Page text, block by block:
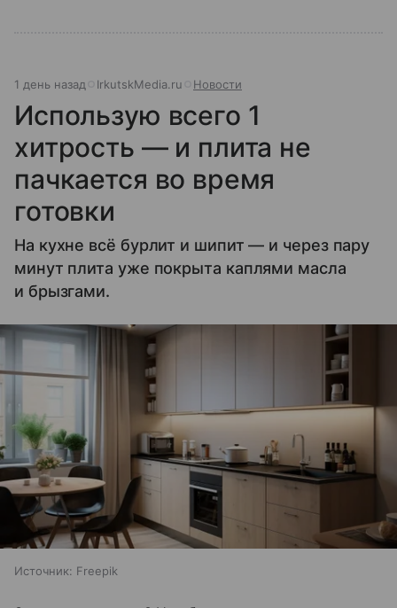
1 день назад IrkutskMedia.ru Новости
Использую всего 1
хитрость — и плита не
пачкается во время
готовки
На кухне всё бурлит и шипит — и через пару
минут плита уже покрыта каплями масла
и брызгами.
Источник: Freepik